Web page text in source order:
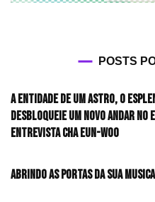
POSTS
A entidade de um astro, o
desbloqueie um novo andar
Entrevista CHA EUN-WOO
Abrindo as portas da sua